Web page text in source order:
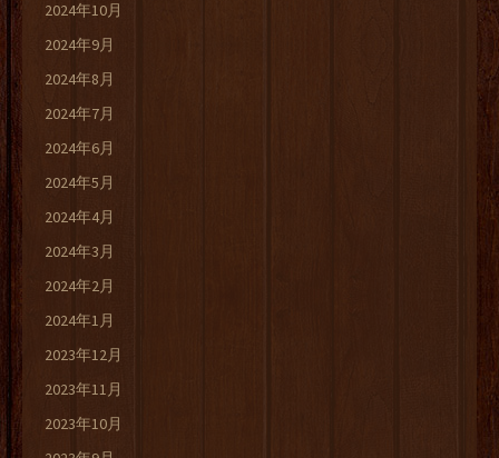
2024年10月
2024年9月
2024年8月
2024年7月
2024年6月
2024年5月
2024年4月
2024年3月
2024年2月
2024年1月
2023年12月
2023年11月
2023年10月